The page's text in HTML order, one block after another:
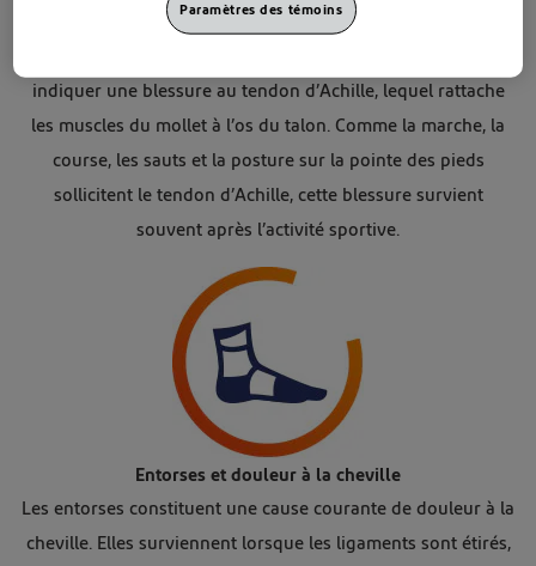
indiquer une blessure au tendon d’Achille, lequel rattache
les muscles du mollet à l’os du talon. Comme la marche, la
course, les sauts et la posture sur la pointe des pieds
sollicitent le tendon d’Achille, cette blessure survient
souvent après l’activité sportive.
Entorses et douleur à la cheville
Les entorses constituent une cause courante de douleur à la
cheville. Elles surviennent lorsque les ligaments sont étirés,
Paramètres des témoins